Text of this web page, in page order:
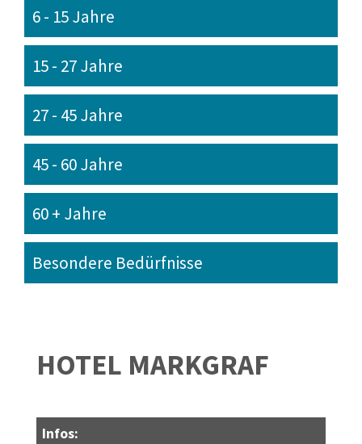
6 - 15 Jahre
15 - 27 Jahre
27 - 45 Jahre
45 - 60 Jahre
60 + Jahre
Besondere Bedürfnisse
HOTEL MARKGRAF
Infos: